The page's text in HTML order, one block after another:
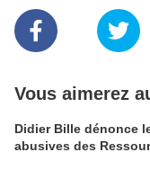
Vous aimerez
Didier Bille dénonce
abusives des